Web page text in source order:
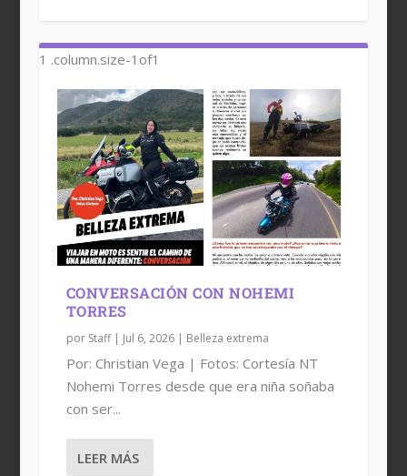
RACHEL GUTISH: BICAMPEONA
MUNDIAL DE ENDURO
BELLEZA EXTREMA CON ASTRID
MADRIGAL
ARMI HERNÁNDEZ: KM QUE SANAN,
RUTAS QUE TRANSFORMA...
LA REINA DEL ASFALTO, BRENDA
VILLARREAL
CONVERSACIÓN CON NOHEMI
TORRES
por Staff| Jul 6, 2026| Belleza extrema
Por: Christian Vega | Fotos: Cortesía NT
Nohemi Torres desde que era niña soñaba
con ser...
LEER MÁS